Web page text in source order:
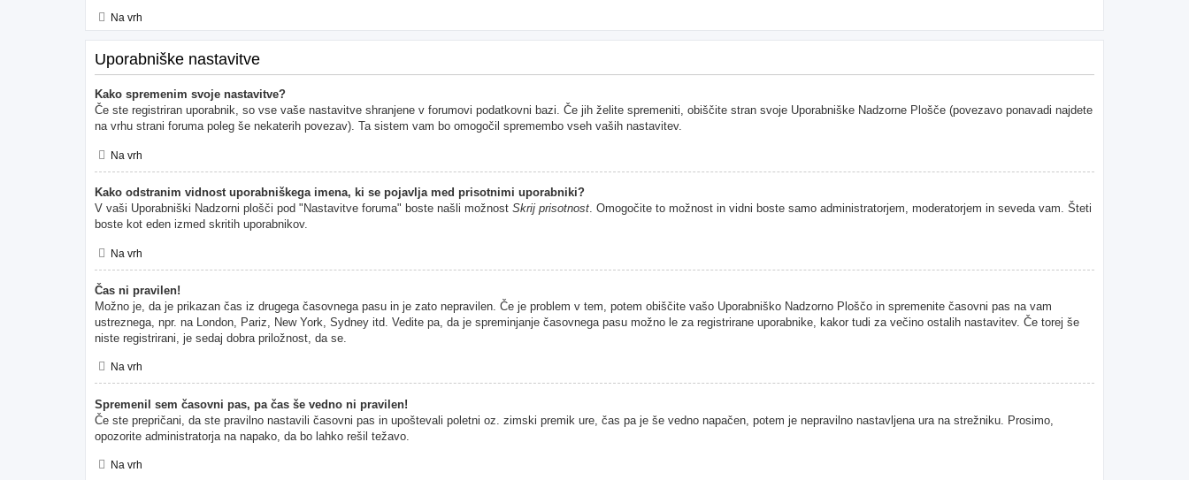
Na vrh
Uporabniške nastavitve
Kako spremenim svoje nastavitve?
Če ste registriran uporabnik, so vse vaše nastavitve shranjene v forumovi podatkovni bazi. Če jih želite spremeniti, obiščite stran svoje Uporabniške Nadzorne Plošče (povezavo ponavadi najdete
na vrhu strani foruma poleg še nekaterih povezav). Ta sistem vam bo omogočil spremembo vseh vaših nastavitev.
Na vrh
Kako odstranim vidnost uporabniškega imena, ki se pojavlja med prisotnimi uporabniki?
V vaši Uporabniški Nadzorni plošči pod "Nastavitve foruma" boste našli možnost Skrij prisotnost. Omogočite to možnost in vidni boste samo administratorjem, moderatorjem in seveda vam. Šteti
boste kot eden izmed skritih uporabnikov.
Na vrh
Čas ni pravilen!
Možno je, da je prikazan čas iz drugega časovnega pasu in je zato nepravilen. Če je problem v tem, potem obiščite vašo Uporabniško Nadzorno Ploščo in spremenite časovni pas na vam
ustreznega, npr. na London, Pariz, New York, Sydney itd. Vedite pa, da je spreminjanje časovnega pasu možno le za registrirane uporabnike, kakor tudi za večino ostalih nastavitev. Če torej še
niste registrirani, je sedaj dobra priložnost, da se.
Na vrh
Spremenil sem časovni pas, pa čas še vedno ni pravilen!
Če ste prepričani, da ste pravilno nastavili časovni pas in upoštevali poletni oz. zimski premik ure, čas pa je še vedno napačen, potem je nepravilno nastavljena ura na strežniku. Prosimo,
opozorite administratorja na napako, da bo lahko rešil težavo.
Na vrh